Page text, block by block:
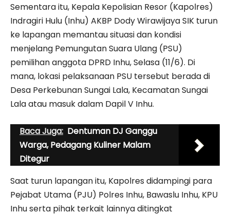
Sementara itu, Kepala Kepolisian Resor (Kapolres)
Indragiri Hulu (Inhu) AKBP Dody Wirawijaya SIK turun
ke lapangan memantau situasi dan kondisi
menjelang Pemungutan Suara Ulang (PSU)
pemilihan anggota DPRD Inhu, Selasa (11/6). Di
mana, lokasi pelaksanaan PSU tersebut berada di
Desa Perkebunan Sungai Lala, Kecamatan Sungai
Lala atau masuk dalam Dapil V Inhu.
Baca Juga: Dentuman DJ Ganggu
Warga, Pedagang Kuliner Malam
Ditegur
Saat turun lapangan itu, Kapolres didampingi para
Pejabat Utama (PJU) Polres Inhu, Bawaslu Inhu, KPU
Inhu serta pihak terkait lainnya ditingkat